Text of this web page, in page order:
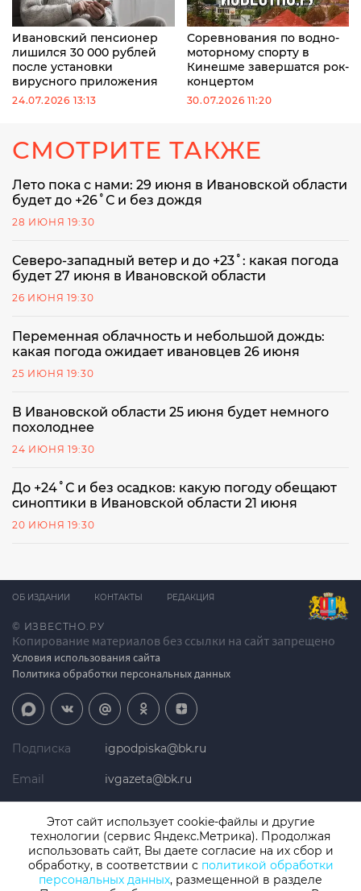
Ивановский пенсионер
лишился 30 000 рублей
после установки
вирусного приложения
24.07.2026 13:13
Соревнования по водно-
моторному спорту в
Кинешме завершатся рок-
концертом
30.07.2026 11:20
СМОТРИТЕ ТАКЖЕ
Лето пока с нами: 29 июня в Ивановской области
будет до +26˚С и без дождя
28 ИЮНЯ 19:30
Северо-западный ветер и до +23˚: какая погода
будет 27 июня в Ивановской области
26 ИЮНЯ 19:30
Переменная облачность и небольшой дождь:
какая погода ожидает ивановцев 26 июня
25 ИЮНЯ 19:30
В Ивановской области 25 июня будет немного
похолоднее
24 ИЮНЯ 19:30
До +24˚С и без осадков: какую погоду обещают
синоптики в Ивановской области 21 июня
20 ИЮНЯ 19:30
© ИЗВЕСТНО.РУ
Копирование материалов без ссылки на сайт запрещено
Условия использования сайта
Политика обработки персональных данных
ОБ ИЗДАНИИ КОНТАКТЫ РЕДАКЦИЯ
Подписка igpodpiska@bk.ru
Email ivgazeta@bk.ru
Телефон +7 (4932) 41-94-81
Этот сайт использует cookie-файлы и другие
технологии (сервис Яндекс.Метрика). Продолжая
использовать сайт, Вы даете согласие на их сбор и
обработку, в соответствии с политикой обработки
персональных данных, размещенной в разделе